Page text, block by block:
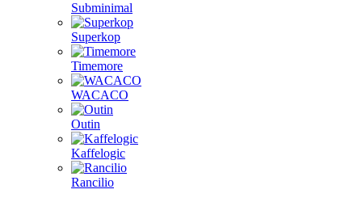
Subminimal
Superkop
Timemore
WACACO
Outin
Kaffelogic
Rancilio